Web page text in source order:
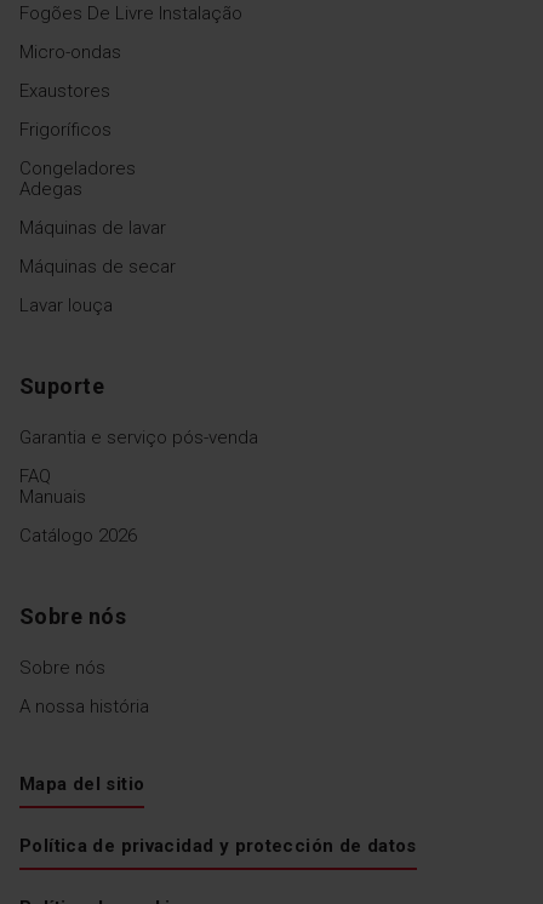
Fogões De Livre Instalação
Micro-ondas
Exaustores
Frigoríficos
Congeladores
Adegas
Máquinas de lavar
Máquinas de secar
Lavar louça
Suporte
Garantia e serviço pós-venda
FAQ
Manuais
Catálogo 2026
Sobre nós
Sobre nós
A nossa história
Mapa del sitio
Política de privacidad y protección de datos